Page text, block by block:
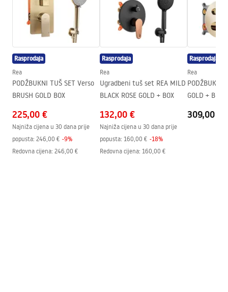
Montaža
Na tuš kadi ili podu
Visina (mm)
1900mm
Jamstvo
24 mjeseca
Premaz Easy Clean
Da, s obje strane stakla
Rasprodaja
Rea
PODŽBUKNI TUŠ SET Verso
BRUSH GOLD BOX
225,00 €
Najniža cijena u 30 dana prije
popusta: 246,00 € -9%
Redovna cijena: 246,00 €
Rasprodaja
Rea
Ugradbeni tuš set REA MILD
BLACK ROSE GOLD + BOX
132,00 €
Najniža cijena u 30 dana prije
popusta: 160,00 € -18%
Redovna cijena: 160,00 €
Rasprodaja
Rea
PODŽBUKNI
GOLD + BOX
309,00 €